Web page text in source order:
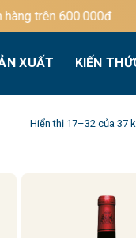
600.000đ
XUẤT KIẾN
Hiển thị 17–32 của 37